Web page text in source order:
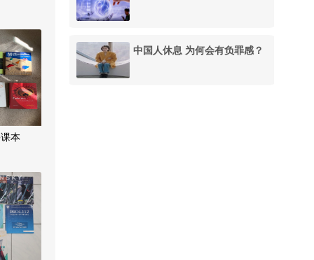
中国人休息 为何会有负罪感？
本